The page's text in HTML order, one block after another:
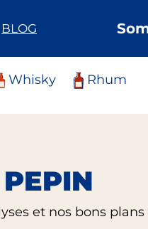
BLOG
Whisky Rhum
et nos bons plans